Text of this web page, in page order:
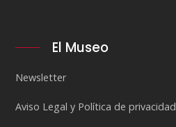
El Museo
Newsletter
Aviso Legal y Política de privacidad